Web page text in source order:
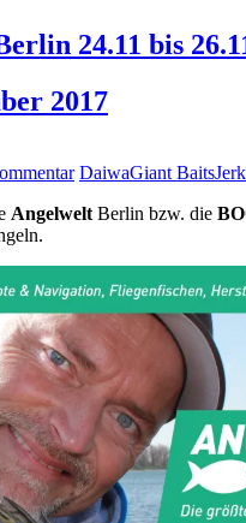
24.11 bis
2017
DaiwaGiant Baits
AngelweltBerlin bzw. die